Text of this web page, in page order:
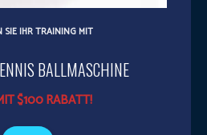
SIE IHR TRAINING MIT
BALLMASCHINE
$100 RABATT!